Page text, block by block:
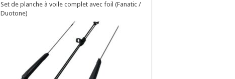
Set de planche à voile complet avec foil (Fanatic /
Duotone)